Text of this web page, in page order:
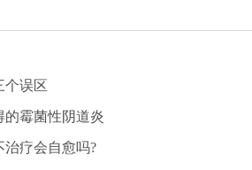
个误区
的霉菌性阴道炎
治疗会自愈吗?